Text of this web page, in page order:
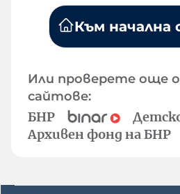
Към начална
Или проверете още
сайтове:
БНР
Архивен фонд на БНР